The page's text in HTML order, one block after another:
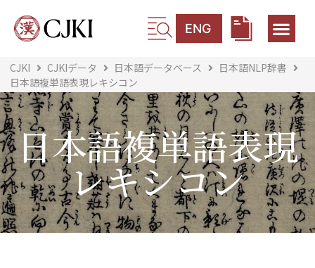
ENG
CJKI CJKIデータ 日本語データベース
日本語NLP辞書
日本語複単語表現レキシコン
日本語複単語表現
レキシコン